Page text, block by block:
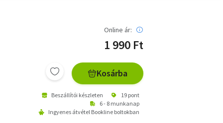
Online ár:
1 990 Ft
Kosárba
Beszállítói készleten
19 pont
6 - 8 munkanap
Ingyenes átvétel Bookline boltokban